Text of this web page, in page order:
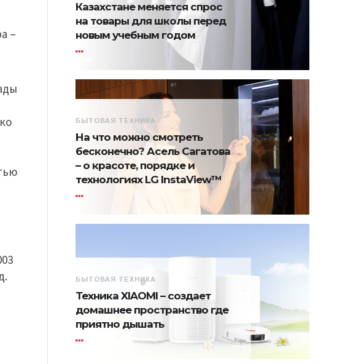
–
Казахстане меняется спрос
на товары для школы перед
новым учебным годом
БЫТОВАЯ ТЕХНИКА
На что можно смотреть
бесконечно? Асель Сагатова
– о красоте, порядке и
технологиях LG InstaView™
БЫТОВАЯ ТЕХНИКА
Техника XIAOMI – создает
домашнее пространство где
приятно дышать